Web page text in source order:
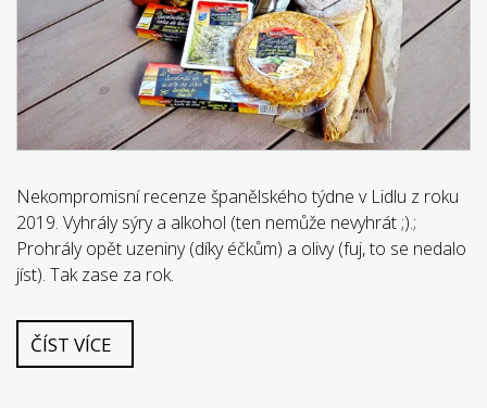
Nekompromisní recenze španělského týdne v Lidlu z roku
2019. Vyhrály sýry a alkohol (ten nemůže nevyhrát ;).;
Prohrály opět uzeniny (díky éčkům) a olivy (fuj, to se nedalo
jíst). Tak zase za rok.
ČÍST VÍCE